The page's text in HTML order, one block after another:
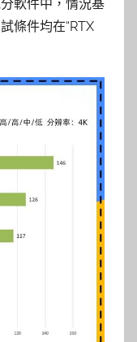
軟件中，情況基
條件均在“RTX